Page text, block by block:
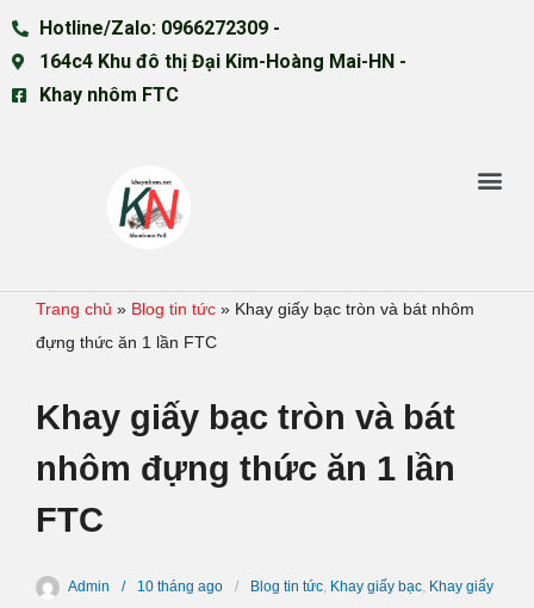
Hotline/Zalo: 0966272309 -
164c4 Khu đô thị Đại Kim-Hoàng Mai-HN -
Khay nhôm FTC
Trang chủ » Blog tin tức » Khay giấy bạc tròn và bát nhôm
đựng thức ăn 1 lần FTC
Khay giấy bạc tròn và bát
nhôm đựng thức ăn 1 lần
FTC
Admin 10 tháng ago Blog tin tức, Khay giấy bạc, Khay giấy